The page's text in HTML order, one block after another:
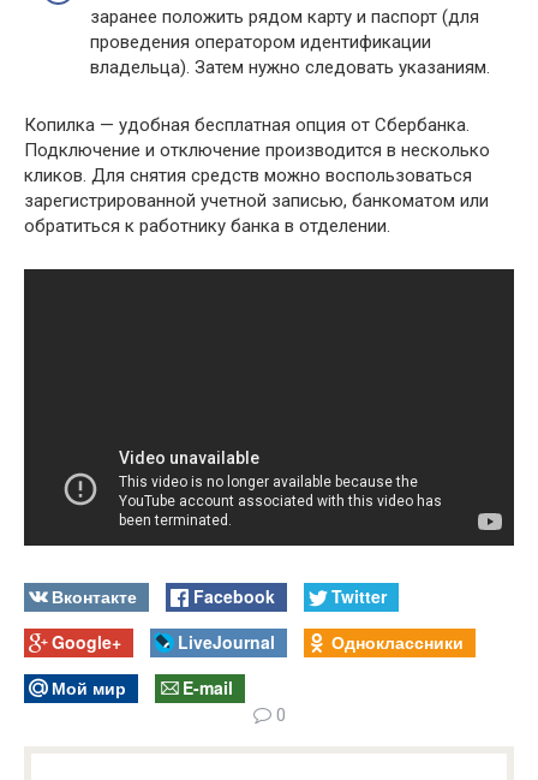
заранее положить рядом карту и паспорт (для
проведения оператором идентификации
владельца). Затем нужно следовать указаниям.
Копилка — удобная бесплатная опция от Сбербанка.
Подключение и отключение производится в несколько
кликов. Для снятия средств можно воспользоваться
зарегистрированной учетной записью, банкоматом или
обратиться к работнику банка в отделении.
Вконтакте Facebook
Twitter
Google+
LiveJournal
Одноклассники
Мой мир
E-mail
0